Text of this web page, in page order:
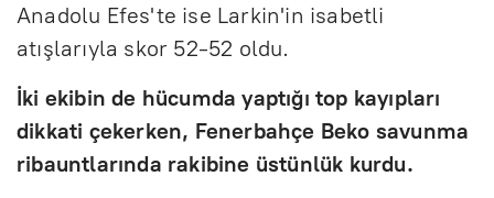
Anadolu Efes'te ise Larkin'in isabetli
atışlarıyla skor 52-52 oldu.
İki ekibin de hücumda yaptığı top kayıpları
dikkati çekerken, Fenerbahçe Beko savunma
ribauntlarında rakibine üstünlük kurdu.